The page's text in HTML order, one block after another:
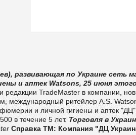
развивающая по Украине сеть
и аптек Watsons, 25 июня
редакции TradeMaster в компании,
международный ритейлер A.S.
и личной гигиены и аптек
в течение 5 лет. Торговля в
Справка ТМ: Компания "ДЦ